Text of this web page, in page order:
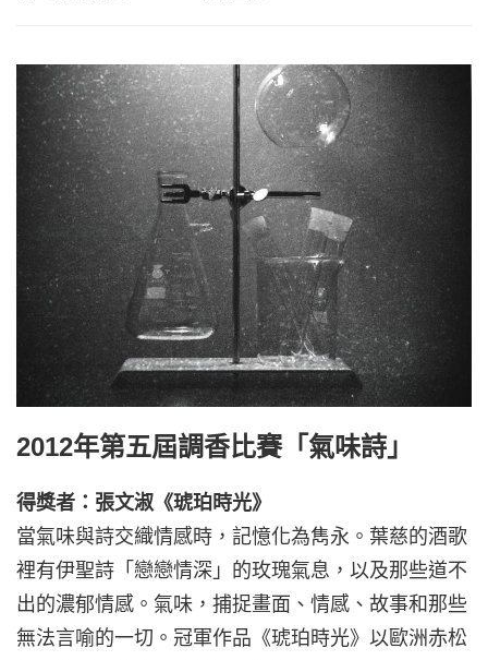
2012年第五屆調香比賽「氣味詩」
得獎者：張文淑《琥珀時光》
當氣味與詩交織情感時，記憶化為雋永。葉慈的酒歌
裡有伊聖詩「戀戀情深」的玫瑰氣息，以及那些道不
出的濃郁情感。氣味，捕捉畫面、情感、故事和那些
無法言喻的一切。冠軍作品《琥珀時光》以歐洲赤松